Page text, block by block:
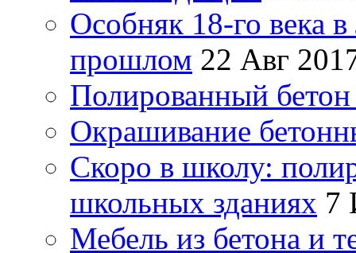
Особняк 18-го века
прошлом 22 Авг
Полированный
Окрашивание
Скоро в школу:
школьных зданиях 7
Мебель из бетона и